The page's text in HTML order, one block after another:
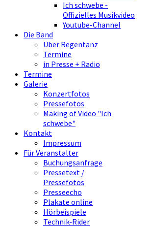
Ich schwebe -
Offizielles Musikvideo
Youtube-Channel
Die Band
Über Regentanz
Termine
in Presse + Radio
Termine
Galerie
Konzertfotos
Pressefotos
Making of Video "Ich
schwebe"
Kontakt
Impressum
Für Veranstalter
Buchungsanfrage
Pressetext /
Pressefotos
Presseecho
Plakate online
Hörbeispiele
Technik-Rider